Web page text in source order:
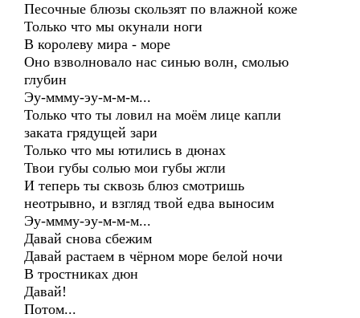
Песочные блюзы скользят по влажной коже
Только что мы окунали ноги
В королеву мира - море
Оно взволновало нас синью волн, смолью
глубин
Эу-ммму-эу-м-м-м...
Только что ты ловил на моём лице капли
заката грядущей зари
Только что мы ютились в дюнах
Твои губы солью мои губы жгли
И теперь ты сквозь блюз смотришь
неотрывно, и взгляд твой едва выносим
Эу-ммму-эу-м-м-м...
Давай снова сбежим
Давай растаем в чёрном море белой ночи
В тростниках дюн
Давай!
Потом...